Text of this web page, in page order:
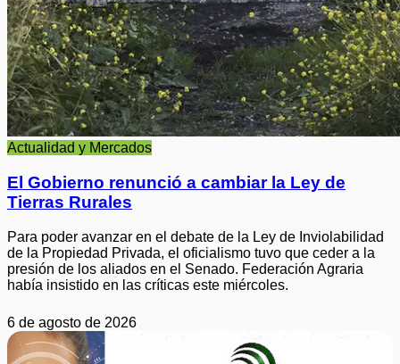
Actualidad y Mercados
El Gobierno renunció a cambiar la Ley de
Tierras Rurales
Para poder avanzar en el debate de la Ley de Inviolabilidad
de la Propiedad Privada, el oficialismo tuvo que ceder a la
presión de los aliados en el Senado. Federación Agraria
había insistido en las críticas este miércoles.
6 de agosto de 2026